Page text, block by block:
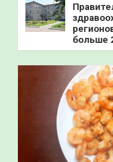
больше